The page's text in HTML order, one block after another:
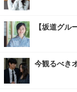
【坂道グ
今観るべき